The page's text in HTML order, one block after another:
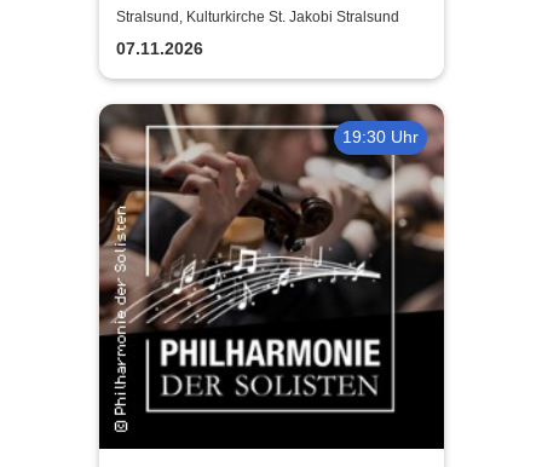
Stewart Show
Stralsund, Kulturkirche St. Jakobi Stralsund
07.11.2026
19:30 Uhr